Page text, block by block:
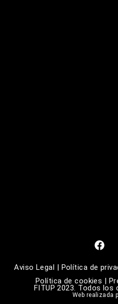
Aviso Legal | Política de
Política de cookies |
FITUP 2023. Todos los
Web realizada